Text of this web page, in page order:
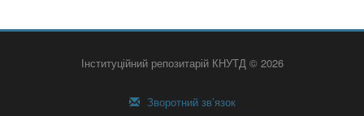
Інституційний репозитарій КНУТД © 2026
Зворотний зв’язок